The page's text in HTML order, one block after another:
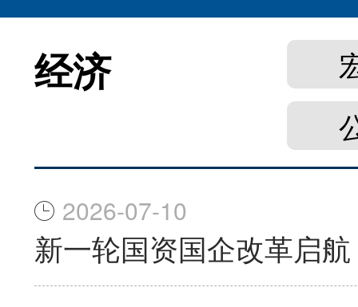
经济
2026-07-10
新一轮国资国企改革启航